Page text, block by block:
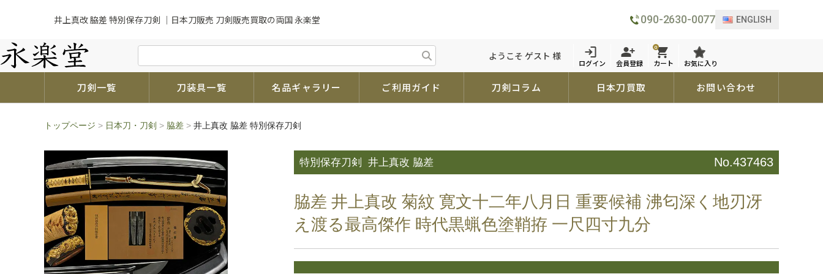
井上真改 脇差 特別保存刀剣 ｜日本刀販売 刀剣販売買取の両国 永楽堂 090-2630-0077 ENGLISH
ようこそ ゲスト 様
ログイン 会員登録
0
カート お気に入り
刀剣一覧 刀装具一覧 名品ギャラリー ご利用ガイド 刀剣コラム 日本刀買取 お問い合わせ
トップページ > 日本刀・刀剣 > 脇差 > 井上真改 脇差 特別保存刀剣
特別保存刀剣 井上真改 脇差 No.437463
脇差 井上真改 菊紋 寛文十二年八月日 重要候補 沸匂深く地刃冴
え渡る最高傑作 時代黒蝋色塗鞘拵 一尺四寸九分